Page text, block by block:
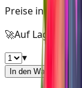
Preise inkl.
🚀Auf Lager – in
▾
In den Warenkorb